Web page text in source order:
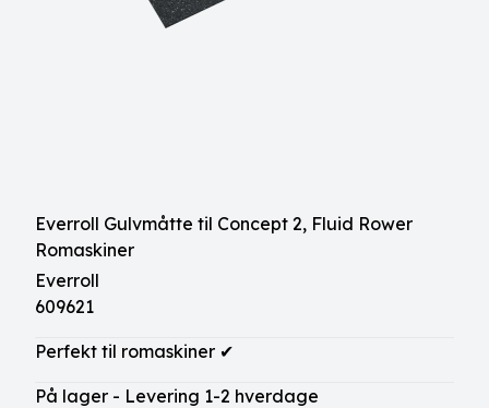
Everroll Gulvmåtte til Concept 2, Fluid Rower
Romaskiner
Everroll
609621
Perfekt til romaskiner ✔
På lager - Levering 1-2 hverdage